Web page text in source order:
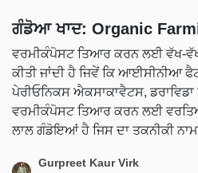
ਗੰਡੋਆ ਖਾਦ: Organic
ਵਰਮੀਕੰਪੋਸਟ ਤਿਆਰ ਕਰਨ ਲਈ ਵੱਖ-
ਕੀਤੀ ਜਾਂਦੀ ਹੈ ਜਿਵੇਂ ਕਿ ਆਈਸੀਨੀਆ
ਪੇਰੀਓਨਿਕਸ ਐਕਸਾਕਾਵੈਟਸ,
ਵਰਮੀਕੰਪੋਸਟ ਤਿਆਰ ਕਰਨ ਲਈ
ਲਾਲ ਗੰਡੋਇਆਂ ਹੈ ਜਿਸ ਦਾ ਤਕਨੀਕੀ
Gurpreet Kaur Virk